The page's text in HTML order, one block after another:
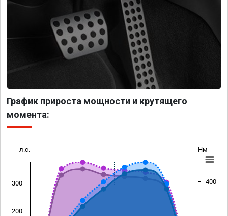
График прироста мощности и крутящего
момента:
л.с. Нм
200
300 400